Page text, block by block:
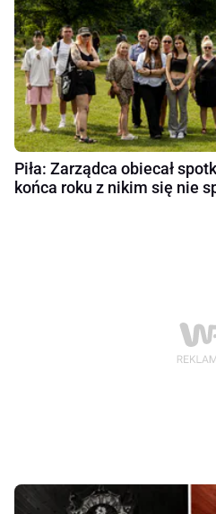
Piła: Zarządca obiecał
końca roku z nikim się nie